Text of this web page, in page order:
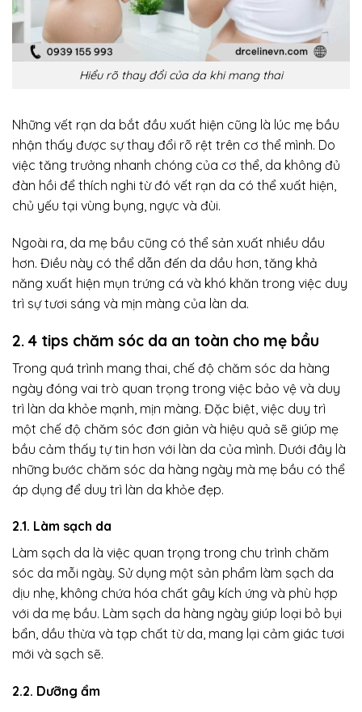
Hiểu rõ thay đổi của da khi mang thai
Những vết rạn da bắt đầu xuất hiện cũng là lúc mẹ bầu
nhận thấy được sự thay đổi rõ rệt trên cơ thể mình. Do
việc tăng trưởng nhanh chóng của cơ thể, da không đủ
đàn hồi để thích nghi từ đó vết rạn da có thể xuất hiện,
chủ yếu tại vùng bụng, ngực và đùi.
Ngoài ra, da mẹ bầu cũng có thể sản xuất nhiều dầu
hơn. Điều này có thể dẫn đến da dầu hơn, tăng khả
năng xuất hiện mụn trứng cá và khó khăn trong việc duy
trì sự tươi sáng và mịn màng của làn da.
2. 4 tips chăm sóc da an toàn cho mẹ bầu
Trong quá trình mang thai, chế độ chăm sóc da hàng
ngày đóng vai trò quan trọng trong việc bảo vệ và duy
trì làn da khỏe mạnh, mịn màng. Đặc biệt, việc duy trì
một chế độ chăm sóc đơn giản và hiệu quả sẽ giúp mẹ
bầu cảm thấy tự tin hơn với làn da của mình. Dưới đây là
những bước chăm sóc da hàng ngày mà mẹ bầu có thể
áp dụng để duy trì làn da khỏe đẹp.
2.1. Làm sạch da
Làm sạch da là việc quan trọng trong chu trình chăm
sóc da mỗi ngày. Sử dụng một sản phẩm làm sạch da
dịu nhẹ, không chứa hóa chất gây kích ứng và phù hợp
với da mẹ bầu. Làm sạch da hàng ngày giúp loại bỏ bụi
bẩn, dầu thừa và tạp chất từ da, mang lại cảm giác tươi
mới và sạch sẽ.
2.2. Dưỡng ẩm